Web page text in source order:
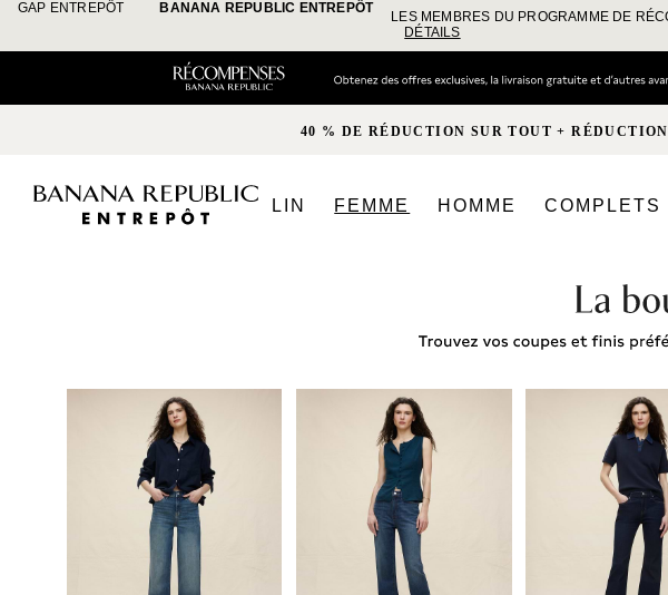
GAP ENTREPÔT BANANA REPUBLIC ENTREPÔT
LES MEMBRES DU PROGRAMME DE
DÉTAILS
40 % DE RÉDUCTION SUR TOUT +
LIN FEMME HOMME COMPLETS